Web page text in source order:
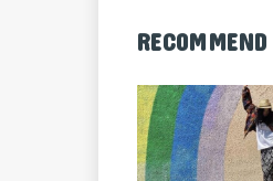
RECOMMEND